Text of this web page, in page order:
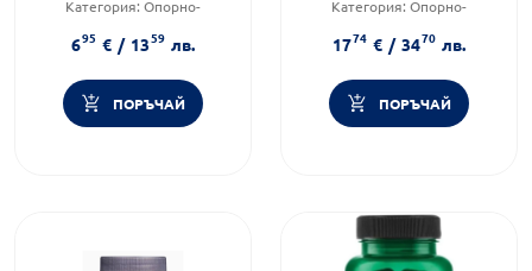
Категория: Опорно-
Форма на продукта:капсули
695 € / 1359 лв.
ПОРЪЧАЙ
Категория: Опорно-
Предназначено за:възрастни
1774 € / 3470 лв.
ПОРЪЧАЙ